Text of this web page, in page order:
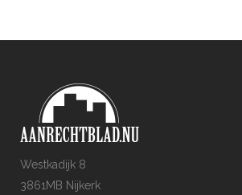
Westkadijk 8
3861MB Nijkerk